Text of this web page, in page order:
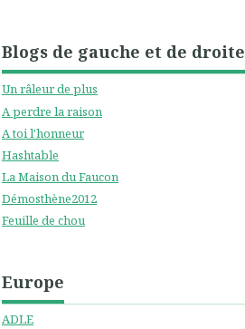
Blogs de gauche et de droite
Un râleur de plus
A perdre la raison
A toi l'honneur
Hashtable
La Maison du Faucon
Démosthène2012
Feuille de chou
Europe
ADLE